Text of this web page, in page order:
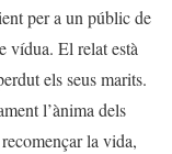
per a un públic de
vídua. El relat està
els seus marits.
l’ànima dels
la vida,